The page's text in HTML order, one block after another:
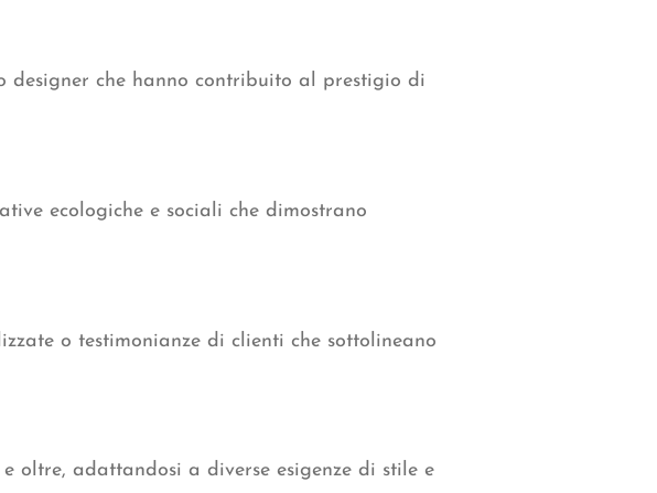
designer che hanno contribuito al prestigio di
ecologiche e sociali che dimostrano
o testimonianze di clienti che sottolineano
oltre, adattandosi a diverse esigenze di stile e